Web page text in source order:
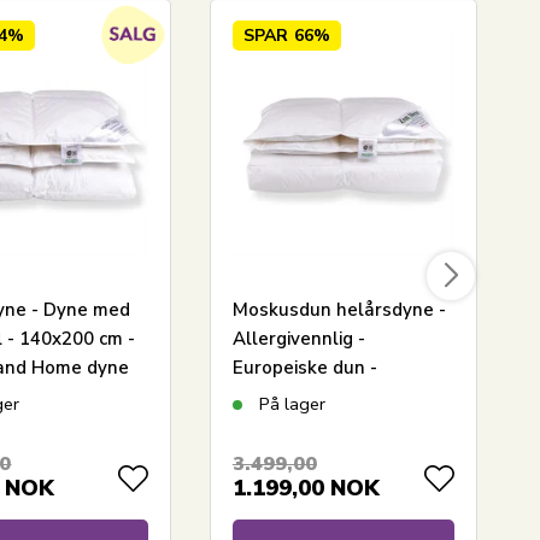
- Dyne med
140x200 cm -
Home dyne
NOK
SPAR 66%
Moskusdun helårsdyne -
Allergivennlig -
Europeiske dun -
140x200 cm - Zen Sleep
På lager
3.499,00
1.199,00 NOK